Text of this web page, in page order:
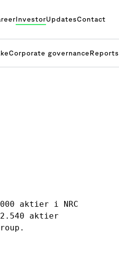
InvestorUpdatesContact
Corporate governanceReports
aktier i NRC
aktier